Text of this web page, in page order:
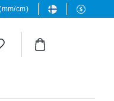
cm)